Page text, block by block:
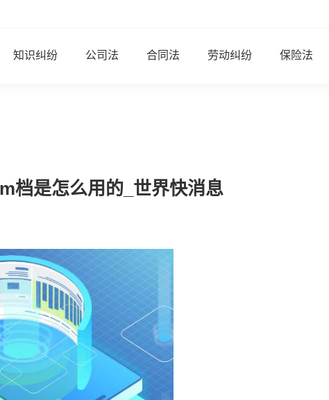
知识纠纷 公司法 合同法 劳动纠纷 保险法
档是怎么用的_世界快消息